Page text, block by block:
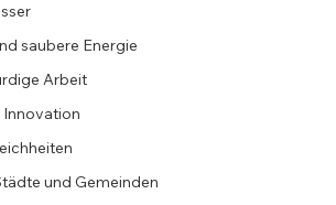
saubere Energie
Arbeit
und Gemeinden